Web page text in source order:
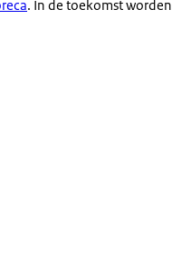
. In de toekomst worden